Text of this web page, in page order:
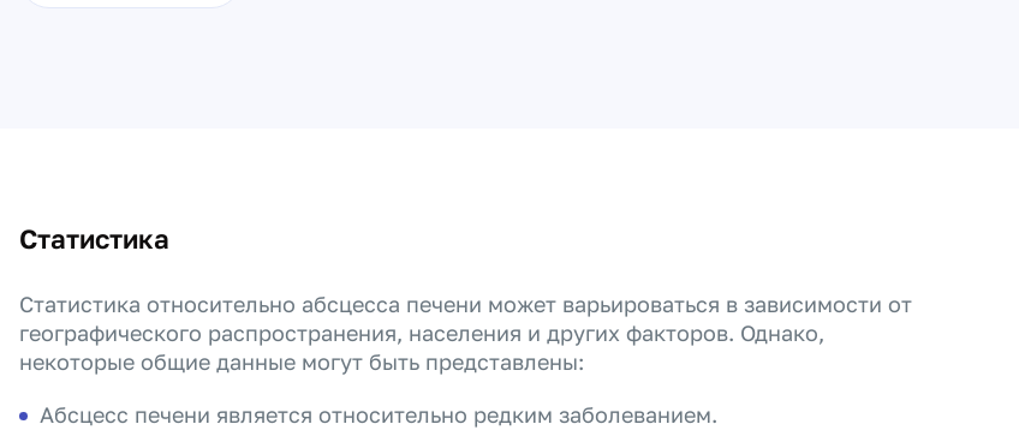
Статистика
Статистика относительно абсцесса печени может варьироваться в зависимости от
географического распространения, населения и других факторов. Однако,
некоторые общие данные могут быть представлены:
Абсцесс печени является относительно редким заболеванием.